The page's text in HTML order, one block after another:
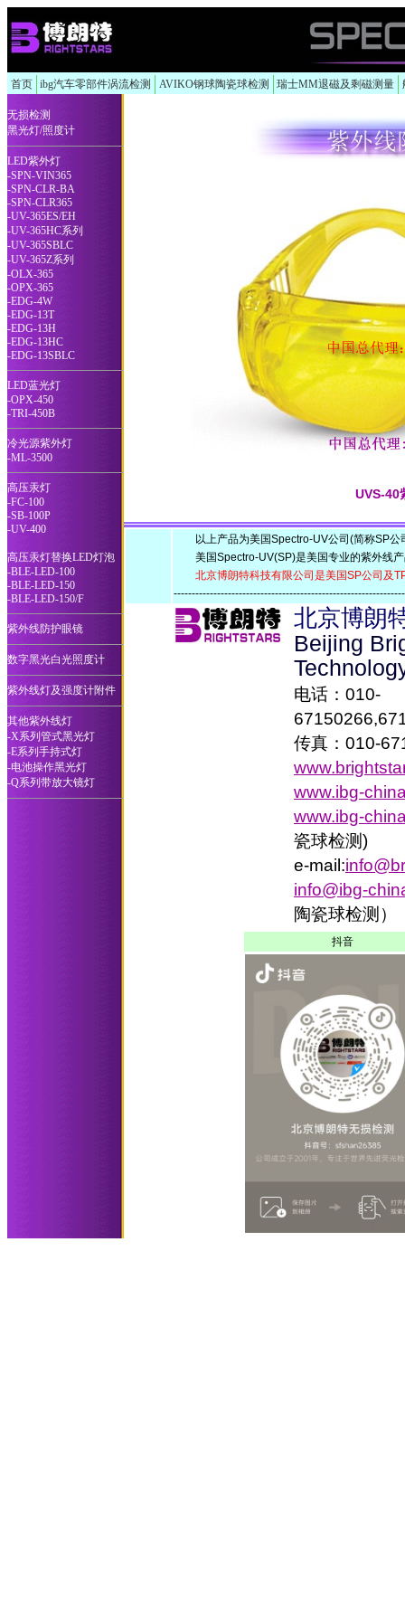
首页 ibg汽车零部件涡流检测 AVIKO钢球陶瓷球检测 瑞士MM退磁及剩磁测量
无损检测
黑光灯/照度计
LED紫外灯
-SPN-VIN365
-SPN-CLR-BA
-SPN-CLR365
-UV-365ES/EH
-UV-365HC系列
-UV-365SBLC
-UV-365Z系列
-OLX-365
-OPX-365
-EDG-4W
-EDG-13T
-EDG-13H
-EDG-13HC
-EDG-13SBLC
LED蓝光灯
-OPX-450
-TRI-450B
冷光源紫外灯
-ML-3500
高压汞灯
-FC-100
-SB-100P
-UV-400
高压汞灯替换LED灯泡
-BLE-LED-100
-BLE-LED-150
-BLE-LED-150/F
紫外线防护眼镜
数字黑光白光照度计
紫外线灯及强度计附件
其他紫外线灯
-X系列管式黑光灯
-E系列手持式灯
-电池操作黑光灯
-Q系列带放大镜灯
UVS-40
以上产品为美国Spectro-UV公司(简称SP公
美国Spectro-UV(SP)是美国专业的紫外线产
北京博朗特科技有限公司是美国SP公司及
北京博朗
Beijing
电话：010-
传真：010-
www.ibg-
www.ibg-
瓷球检测)
e-mail:
info@ibg-
陶瓷球检测）
抖音